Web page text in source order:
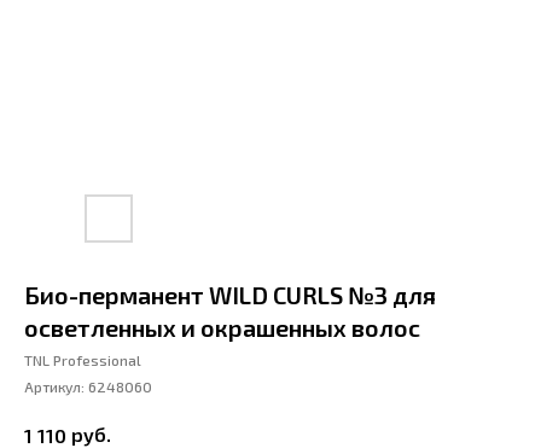
Био-перманент WILD CURLS №3 для
осветленных и окрашенных волос
TNL Professional
Артикул: 6248060
1 110 руб.